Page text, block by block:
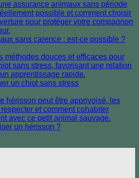
sans carence : est-ce possible ?
un chiot sans stress
un hérisson ?